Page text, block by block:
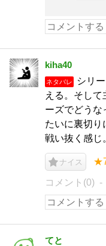
kiha40
ネタバレ
シリ
える。そして
ーズでどうな
たいに裏切り
戦い抜く感じ
ナイス
コメント(0)
てと